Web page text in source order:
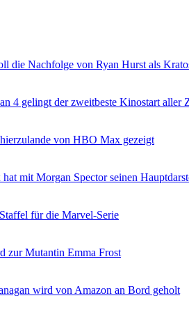
die Nachfolge von Ryan Hurst als
4 gelingt der zweitbeste Kinostart aller
von HBO Max gezeigt
mit Morgan Spector seinen
für die Marvel-Serie
zur Mutantin Emma Frost
wird von Amazon an Bord geholt